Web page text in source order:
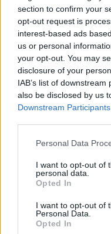
section to confirm your
opt-out request is
interest-based ads
us or personal
your opt-out. You may
disclosure of your
IAB’s list of
also be disclosed by us
Downstream Participants
Personal Data
I want to opt-out of
personal data.
Opted In
I want to opt-out of
Personal Data.
Opted In
09:52
Ιός Δυτικού Νείλου:
κρουσμάτων
09:43
Ηράκλειο: Ποια θέματα
ανασκόπηση του
09:41
Γερμανία: Νέα έρευνα
Γαμήλιος τουρισμός:
για τον γάμο των
Κασσάνοι: Όλα έτοιμα